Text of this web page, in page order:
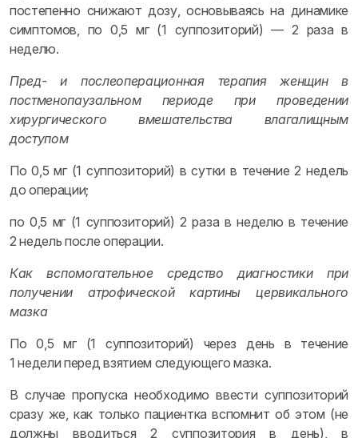
постепенно снижают дозу, основываясь на динамике
симптомов, по 0,5 мг (1 суппозиторий) — 2 раза в
неделю.
Пред- и послеоперационная терапия женщин в
постменопаузальном периоде при проведении
хирургического вмешательства влагалищным
доступом
По 0,5 мг (1 суппозиторий) в сутки в течение 2 недель
до операции;
по 0,5 мг (1 суппозиторий) 2 раза в неделю в течение
2 недель после операции.
Как вспомогательное средство диагностики при
получении атрофической картины цервикального
мазка
По 0,5 мг (1 суппозиторий) через день в течение
1 недели перед взятием следующего мазка.
В случае пропуска необходимо ввести суппозиторий
сразу же, как только пациентка вспомнит об этом (не
должны вводиться 2 суппозитория в день), в